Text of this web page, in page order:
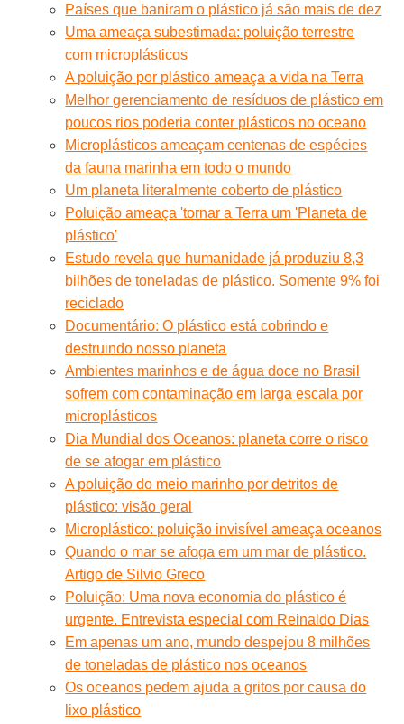
Países que baniram o plástico já são mais de dez
Uma ameaça subestimada: poluição terrestre
com microplásticos
A poluição por plástico ameaça a vida na Terra
Melhor gerenciamento de resíduos de plástico em
poucos rios poderia conter plásticos no oceano
Microplásticos ameaçam centenas de espécies
da fauna marinha em todo o mundo
Um planeta literalmente coberto de plástico
Poluição ameaça 'tornar a Terra um 'Planeta de
plástico'
Estudo revela que humanidade já produziu 8,3
bilhões de toneladas de plástico. Somente 9% foi
reciclado
Documentário: O plástico está cobrindo e
destruindo nosso planeta
Ambientes marinhos e de água doce no Brasil
sofrem com contaminação em larga escala por
microplásticos
Dia Mundial dos Oceanos: planeta corre o risco
de se afogar em plástico
A poluição do meio marinho por detritos de
plástico: visão geral
Microplástico: poluição invisível ameaça oceanos
Quando o mar se afoga em um mar de plástico.
Artigo de Silvio Greco
Poluição: Uma nova economia do plástico é
urgente. Entrevista especial com Reinaldo Dias
Em apenas um ano, mundo despejou 8 milhões
de toneladas de plástico nos oceanos
Os oceanos pedem ajuda a gritos por causa do
lixo plástico